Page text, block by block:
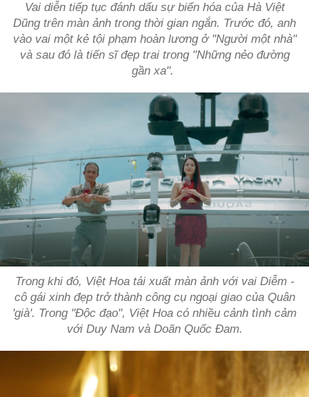
Vai diễn tiếp tục đánh dấu sự biến hóa của Hà Việt
Dũng trên màn ảnh trong thời gian ngắn. Trước đó, anh
vào vai một kẻ tội phạm hoàn lương ở "Người một nhà"
và sau đó là tiến sĩ đẹp trai trong "Những nẻo đường
gần xa".
Trong khi đó, Việt Hoa tái xuất màn ảnh với vai Diễm -
cô gái xinh đẹp trở thành công cụ ngoại giao của Quân
'già'. Trong "Độc đạo", Việt Hoa có nhiều cảnh tình cảm
với Duy Nam và Doãn Quốc Đam.